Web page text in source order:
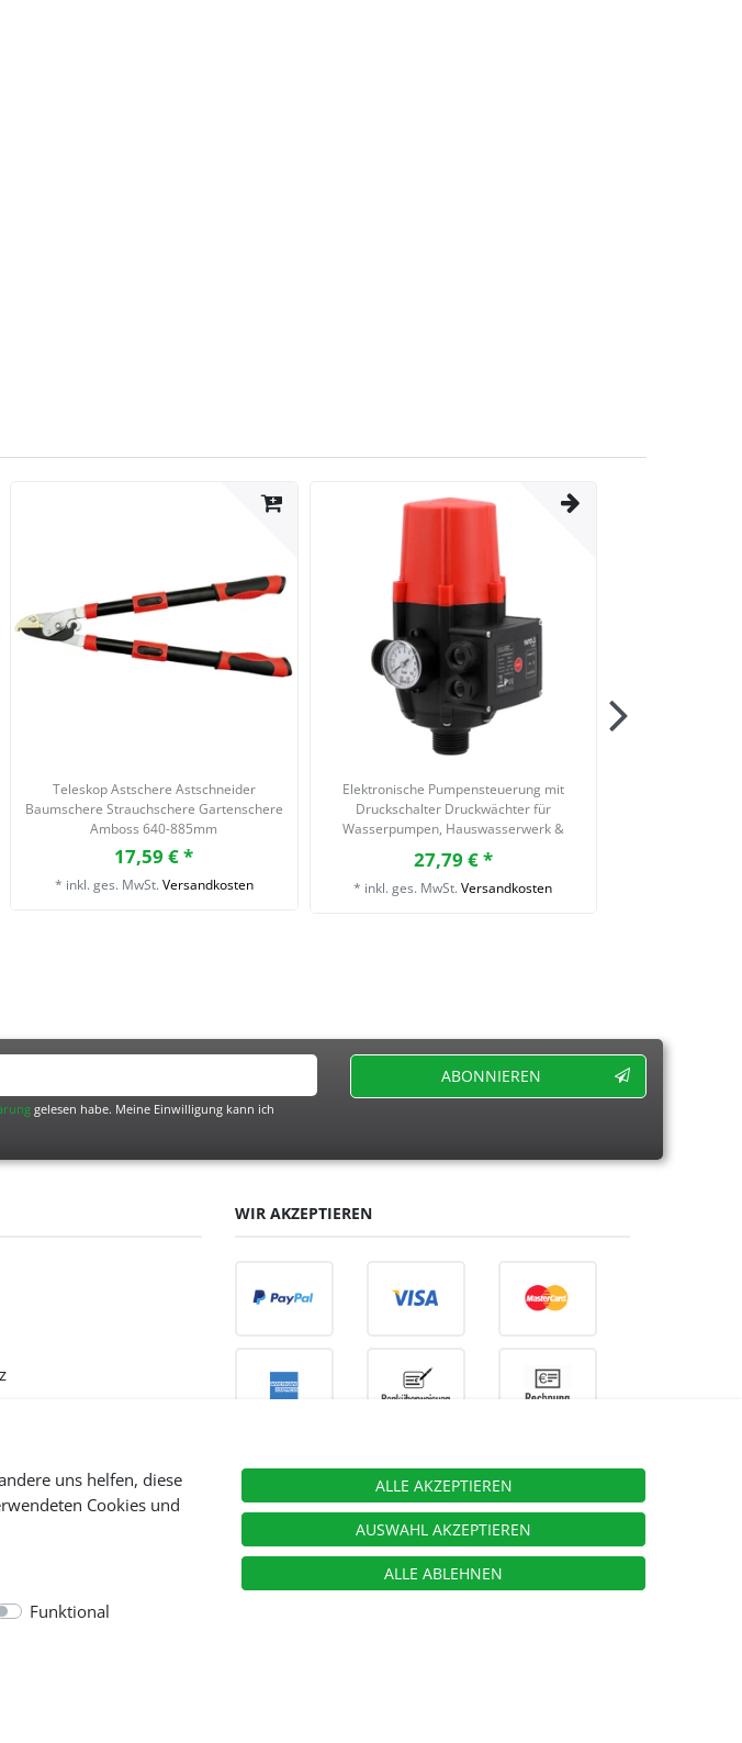
uns helfen, diese
Cookies und
Funktional
ALLE AKZEPTIEREN
AUSWAHL AKZEPTIEREN
ALLE ABLEHNEN
Teleskop Astschere Astschneider
Baumschere Strauchschere Gartenschere
Amboss 640-885mm
17,59 € *
* inkl. ges. MwSt. Versandkosten
Elektronische Pumpensteuerung mit
Druckschalter Druckwächter für
Wasserpumpen, Hauswasserwerk &
Gartenpumpen 10 bar mit
Trockenlaufschutz
27,79 € *
* inkl. ges. MwSt. Versandkosten
gelesen habe. Meine Einwilligung kann ich
ABONNIEREN
WIR AKZEPTIEREN
, wenn nicht anders beschrieben.